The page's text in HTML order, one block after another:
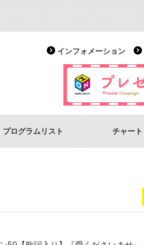
インフォメーション
プログラムリスト チャート